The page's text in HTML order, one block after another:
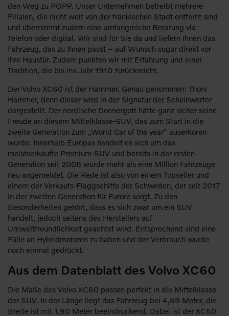
den Weg zu POPP. Unser Unternehmen betreibt mehrere
Filialen, die nicht weit von der fränkischen Stadt entfernt sind
und übernimmt zudem eine umfangreiche Beratung via
Telefon oder digital. Wir sind für Sie da und liefern Ihnen das
Fahrzeug, das zu Ihnen passt – auf Wunsch sogar direkt vor
Ihre Haustür. Zudem punkten wir mit Erfahrung und einer
Tradition, die bis ins Jahr 1910 zurückreicht.
Der Volvo XC60 ist der Hammer. Genau genommen: Thors
Hammer, denn dieser wird in der Signatur der Scheinwerfer
dargestellt. Der nordische Donnergott hätte ganz sicher seine
Freude an diesem Mittelklasse-SUV, das zum Start in die
zweite Generation zum „World Car of the year“ auserkoren
wurde. Innerhalb Europas handelt es sich um das
meistverkaufte Premium-SUV und bereits in der ersten
Generation seit 2008 wurde mehr als eine Million Fahrzeuge
neu angemeldet. Die Rede ist also von einem Topseller und
einem der Verkaufs-Flaggschiffe der Schweden, der seit 2017
in der zweiten Generation für Furore sorgt. Zu den
Besonderheiten gehört, dass es sich zwar um ein SUV
handelt, jedoch seitens des Herstellers auf
Umweltfreundlichkeit geachtet wird. Entsprechend sind eine
Fülle an Hybridmotoren zu haben und der Verbrauch wurde
noch einmal gedrückt.
Aus dem Datenblatt des Volvo XC60
Die Maße des Volvo XC60 passen perfekt in die Mittelklasse
der SUV. In der Länge liegt das Fahrzeug bei 4,69 Meter, die
Breite ist mit 1,90 Meter beeindruckend. Dabei ist der XC60